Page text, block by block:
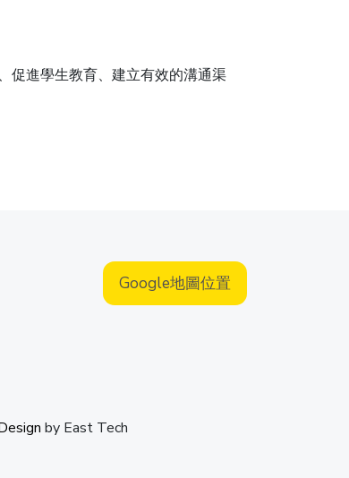
促進學生教育、建立有效的溝通渠
Google地圖位置
by East Tech